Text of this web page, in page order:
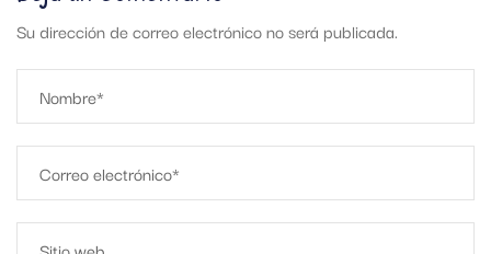
Su dirección de correo electrónico no será publicada.